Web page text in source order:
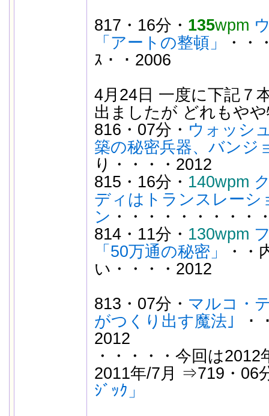
817・16分・ 135wpm
「アートの整頓」
・
ｽ・・2006
4月24日 一度に下記７
出ましたが どれもや
816・07分・ ウォッシ
築の秘密兵器、バンジ
り・・・・2012
815・16分・ 140wpm
ディはトランスレーシ
ン ・・・・・・・・・
814・11分・ 130wpm
「50万通の秘密」
・・
い・・・・2012
813・07分・ マルコ・
がつくり出す魔法」
・
2012
・・・・・今回は
2011年/7月 ⇒719・06
ｼﾞｯｸ」